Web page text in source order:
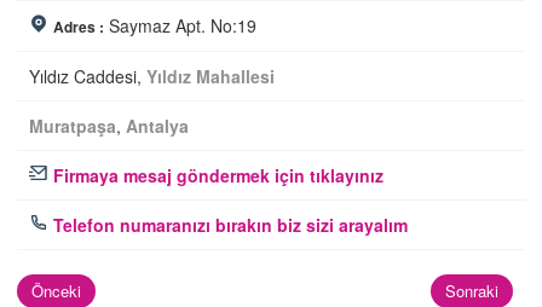
Adres : Saymaz Apt. No:19
Yıldız Caddesi, Yıldız Mahallesi
Muratpaşa, Antalya
Firmaya mesaj göndermek için tıklayınız
Telefon numaranızı bırakın biz sizi arayalım
Önceki
Sonraki